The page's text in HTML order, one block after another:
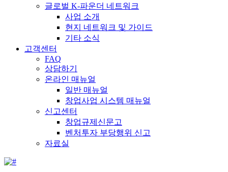
글로벌 K-파운더 네트워크
사업 소개
현지 네트워크 및 가이드
기타 소식
고객센터
FAQ
상담하기
온라인 매뉴얼
일반 매뉴얼
창업사업 시스템 매뉴얼
신고센터
창업규제신문고
벤처투자 부당행위 신고
자료실